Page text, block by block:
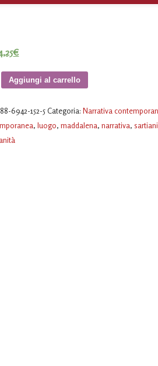
€
Aggiungi al carrello
6942-152-5 Categoria:Narrativa
,luogo,maddalena,narrativa, sartiani